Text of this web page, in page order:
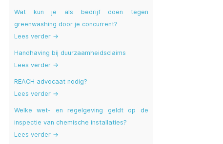
Wat kun je als bedrijf doen tegen
greenwashing door je concurrent?
Lees verder →
Handhaving bij duurzaamheidsclaims
Lees verder →
REACH advocaat nodig?
Lees verder →
Welke wet- en regelgeving geldt op de
inspectie van chemische installaties?
Lees verder →